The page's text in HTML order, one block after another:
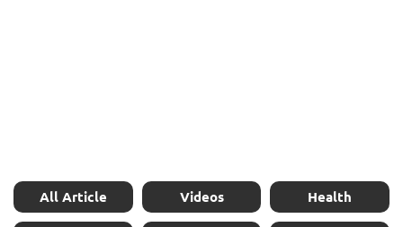
All Article Videos Health